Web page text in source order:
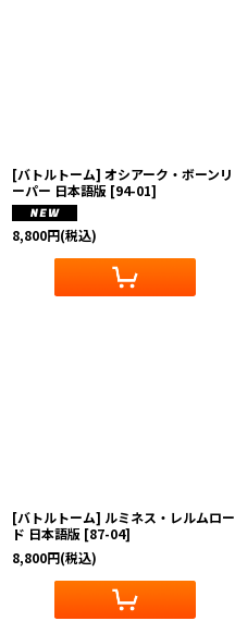
[バトルトーム] オシアーク・ボーンリ
ーパー 日本語版 [94-01]
8,800円(税込)
[バトルトーム] ルミネス・レルムロー
ド 日本語版 [87-04]
8,800円(税込)